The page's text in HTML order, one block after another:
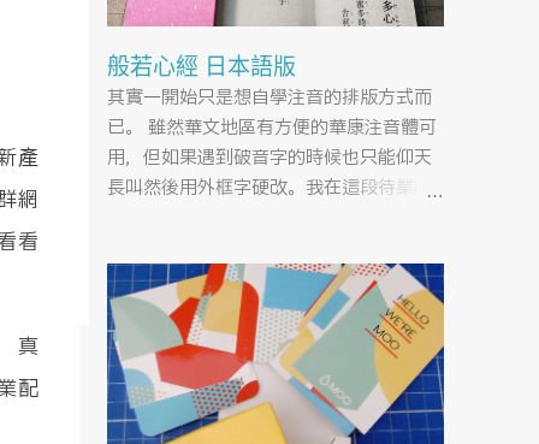
行
就
次
譯
了
產
網
看
真
配
般若心經 日本語版
其實一開始只是想自學注音的排版方式而
已。 雖然華文地區有方便的華康注音體可
用，但如果遇到破音字的時候也只能仰天
長叫然後用外框字硬改。我在這段待業的
也只是因為心經長度剛好，加上打注音字
對我來說比較麻煩，而且想藉著這個契機
來練一下日文的正確音讀，還有每次去寺
廟看善書櫃上的流通物總覺得俗氣的可
以，就算想弄本心經放書桌想偶爾唸一下
求平安，也會因為善書的排版實在太復古